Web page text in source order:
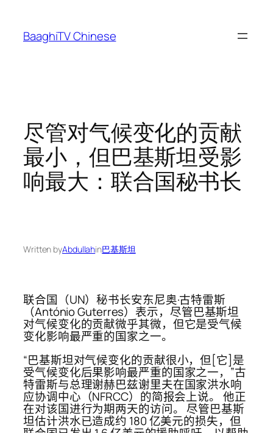
content
BaaghiTV Chinese
尽管对气候变化的贡献
最小，但巴基斯坦受影
响最大：联合国秘书长
Written byAbdullahin巴基斯坦
联合国（UN）秘书长安东尼奥·古特雷斯
（António Guterres）表示，尽管巴基斯坦
对气候变化的贡献微乎其微，但它是受气候
变化影响最严重的国家之一。
“巴基斯坦对气候变化的贡献很小，但[它]是
受气候变化后果影响最严重的国家之一，”古
特雷斯与总理谢赫巴兹谢里夫在国家洪水响
应协调中心（NFRCC）的简报会上说。 他正
在对该国进行为期两天的访问。 尽管巴基斯
坦估计洪水已造成约 180 亿美元的损失，但